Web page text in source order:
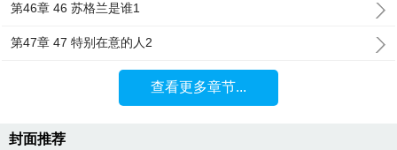
第46章 46 苏格兰是谁1
第47章 47 特别在意的人2
查看更多章节...
封面推荐